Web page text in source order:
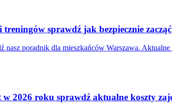
treningów sprawdź jak bezpiecznie zacząć
nasz poradnik dla mieszkańców Warszawa.
w 2026 roku sprawdź aktualne koszty